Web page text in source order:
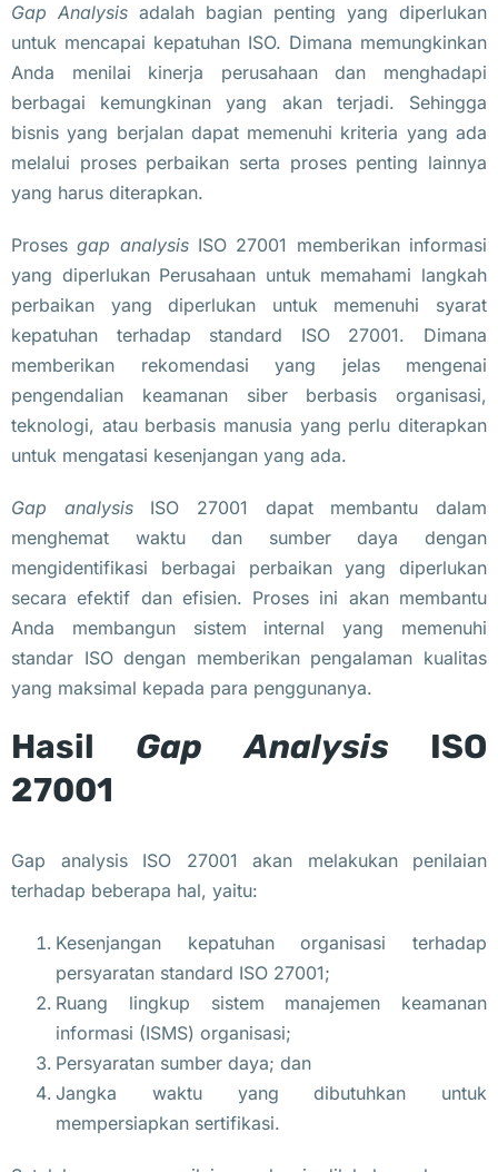
Gap Analysis adalah bagian penting yang diperlukan
untuk mencapai kepatuhan ISO. Dimana memungkinkan
Anda menilai kinerja perusahaan dan menghadapi
berbagai kemungkinan yang akan terjadi. Sehingga
bisnis yang berjalan dapat memenuhi kriteria yang ada
melalui proses perbaikan serta proses penting lainnya
yang harus diterapkan.
Prosesgap analysisISO 27001 memberikan informasi
yang diperlukan Perusahaan untuk memahami langkah
perbaikan yang diperlukan untuk memenuhi syarat
kepatuhan terhadap standard ISO 27001. Dimana
memberikan rekomendasi yang jelas mengenai
pengendalian keamanan siber berbasis organisasi,
teknologi, atau berbasis manusia yang perlu diterapkan
untuk mengatasi kesenjangan yang ada.
Gap analysisISO 27001 dapat membantu dalam
menghemat waktu dan sumber daya dengan
mengidentifikasi berbagai perbaikan yang diperlukan
secara efektif dan efisien. Proses ini akan membantu
Anda membangun sistem internal yang memenuhi
standar ISO dengan memberikan pengalaman kualitas
yang maksimal kepada para penggunanya.
Hasil Gap Analysis ISO
27001
Gap analysis ISO 27001 akan melakukan penilaian
terhadap beberapa hal, yaitu:
Kesenjangan kepatuhan organisasi terhadap
persyaratan standard ISO 27001;
Ruang lingkup sistem manajemen keamanan
informasi (ISMS) organisasi;
Persyaratan sumber daya; dan
Jangka waktu yang dibutuhkan untuk
mempersiapkan sertifikasi.